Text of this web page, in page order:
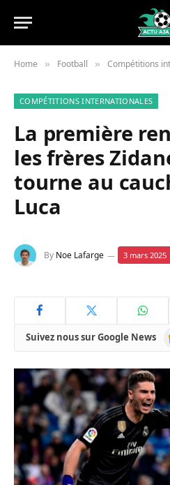
Home » Football » Compétitions
COMPÉTITIONS INTERNATIONALES
La première
les frères
tourne au
Luca
By Noe Lafarge 3 mars 2025
Suivez nous sur Google News